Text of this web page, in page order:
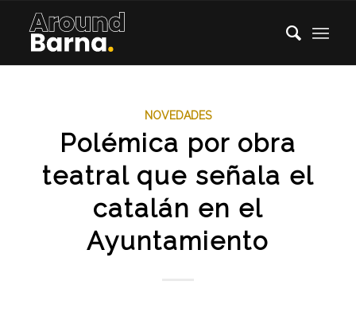
NOVEDADES
Polémica por obra
teatral que señala el
catalán en el
Ayuntamiento